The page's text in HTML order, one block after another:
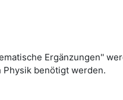
Ergänzungen''
benötigt werden.